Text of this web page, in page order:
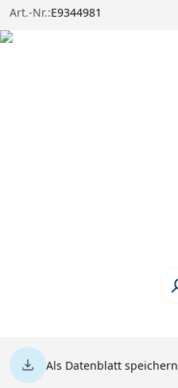
Art.-Nr.:E9344981
Als Datenblatt speichern